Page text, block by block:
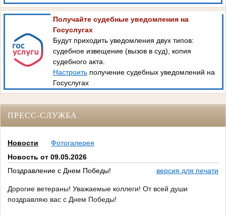
Получайте судебные уведомления на
Госуслугах
Будут приходить уведомления двух типов:
судебное извещение (вызов в суд), копия
судебного акта.
Настроить получение судебных уведомлений на
Госуслугах
ПРЕСС-СЛУЖБА
Новости
Фотогалерея
Новость от 09.05.2026
Поздравление с Днем Победы!
версия для печати
Дорогие ветераны! Уважаемые коллеги! От всей души
поздравляю вас с Днем Победы!